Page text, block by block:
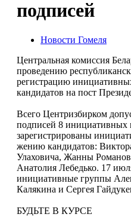
подписей
Новости Гомеля
Центральная комиссия
проведению
регистрацию
кандидатов на пост
Всего Центризбирком
подписей 8 иници­ативных
зарегистрированы
жению кандидатов:
Улаховича, Жанны
Анатолия Лебедь­ко. 17
инициативные группы
Калякина и Сергея
БУДЬТЕ В КУРСЕ